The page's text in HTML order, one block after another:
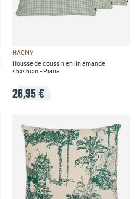
HAOMY
Housse de coussin en lin amande
45x45cm - Piana
26,95 €